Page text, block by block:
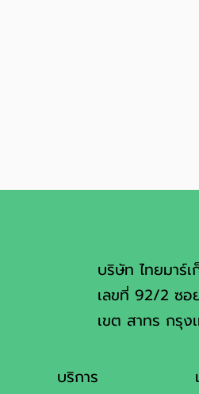
บริษัท ไทยมาร์
เลขที่ 92/2 ซอ
เขต สาทร กรุง
บริการ